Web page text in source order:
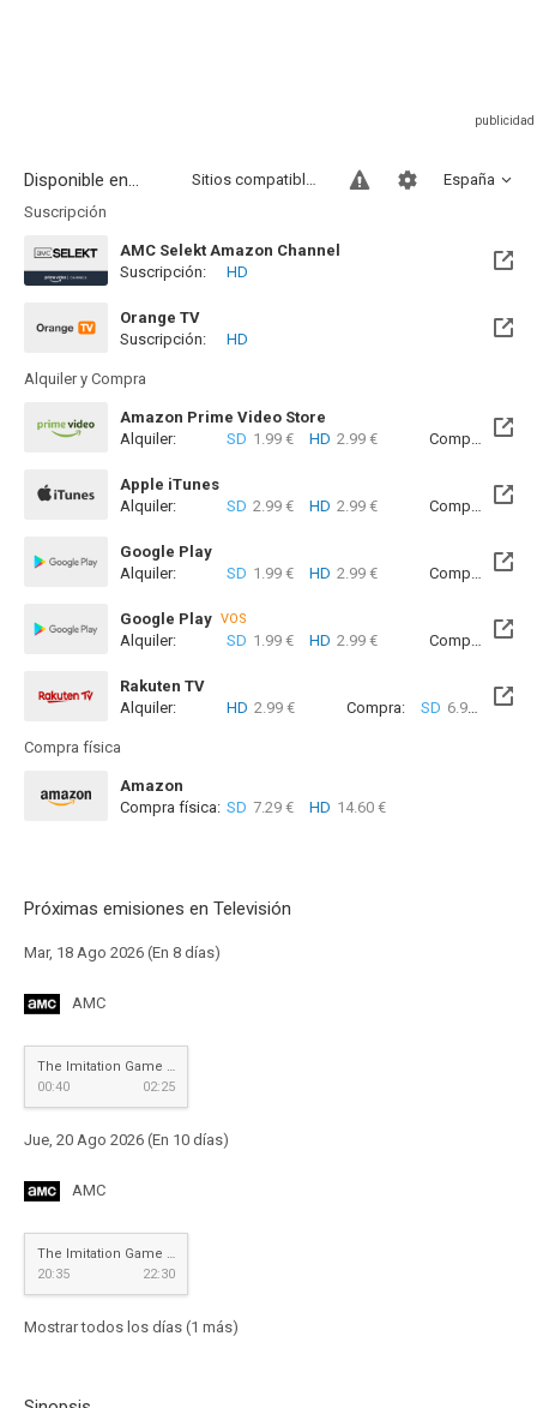
Disponible en... España
Sitios compatibles
Suscripción
AMC Selekt Amazon Channel
Suscripción:
HD
Orange TV
Disponible hasta el Jue, 01 Oct 2026 (Queda 1 mes)
Suscripción: HD
Alquiler y Compra
Amazon Prime Video Store
Alquiler:
SD 1.99 € HD 2.99 € Compra: SD
Apple iTunes
Alquiler:
SD 2.99 € HD 2.99 € Compra: SD
Google Play
Alquiler:
SD 1.99 € HD 2.99 € Compra: SD
Google Play VOS
Alquiler: SD 1.99 € HD 2.99 € Compra: SD
Rakuten TV
Alquiler:
HD 2.99 € Compra: SD 6.99 € HD
Compra física
Amazon
Compra física: SD 7.29 € HD 14.60 €
Próximas emisiones en Televisión
Mar, 18 Ago 2026 (En 8 días)
AMC
The Imitation Game (Descifrando Enigma)
00:40
02:25
Jue, 20 Ago 2026 (En 10 días)
AMC
The Imitation Game (Descifrando Enigma)
20:35
22:30
Mostrar todos los días (1 más)